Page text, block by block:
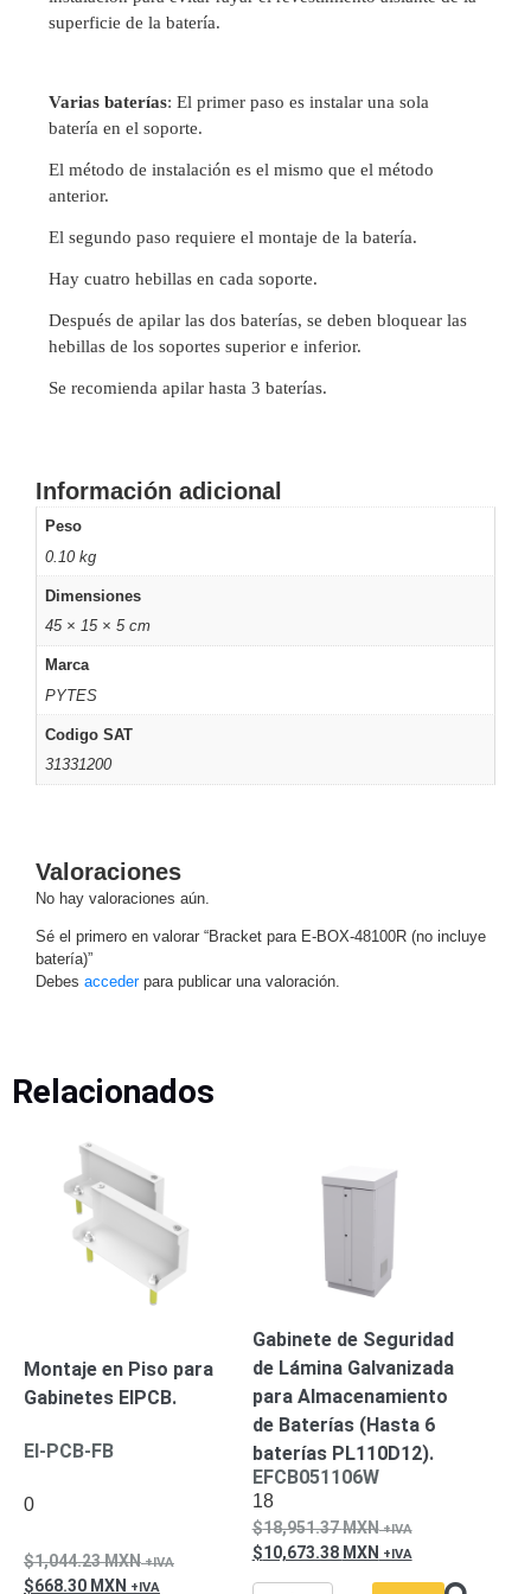
TurretEspecialesLente
Motorizado
Pinhole PTZ
Videograbadoras
Analógicas
TVI / AHD
/ CVI
Drones,
Industrial
Industriales
Adaptadores
AlimentaciónFuentes
Alimentación
con
Respaldo
PoEPDUPlantas
Energía
de Largo
Alcance
- No Break
Completos
IP
de 4
Canales
TurboHD
Pantallas
y
Accesorios
de
Apoyo Pantallas
/
Monitores
Videowall
Seguridad
Descargas
CoaxialCorriente
Directa
Accesorios
Almacenamiento
NAS /
superficie de la batería.
Varias baterías: El primer paso es instalar una sola
batería en el soporte.
El método de instalación es el mismo que el método
anterior.
El segundo paso requiere el montaje de la batería.
Hay cuatro hebillas en cada soporte.
Después de apilar las dos baterías, se deben bloquear las
hebillas de los soportes superior e inferior.
Se recomienda apilar hasta 3 baterías.
Información adicional
Peso
0.10 kg
Dimensiones
45 × 15 × 5 cm
Marca
PYTES
Codigo SAT
31331200
Valoraciones
No hay valoraciones aún.
Sé el primero en valorar “Bracket para E-BOX-48100R (no incluye
batería)”
Debes accederpara publicar una valoración.
Relacionados
Montaje en Piso para
Gabinetes EIPCB.
EI-PCB-FB
0
1,044.23MXN
668.30 MXN
Gabinete de Seguridad
de Lámina Galvanizada
para Almacenamiento
de Baterías (Hasta 6
baterías PL110D12).
EFCB051106W
18
18,951.37MXN
10,673.38 MXN